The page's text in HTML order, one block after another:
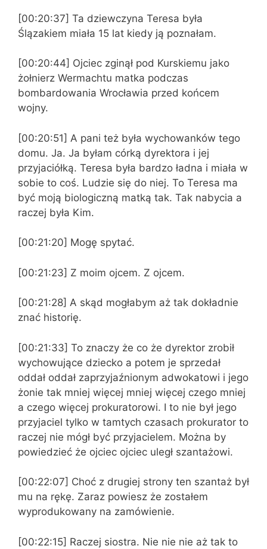
[00:20:37] Ta dziewczyna Teresa była
Ślązakiem miała 15 lat kiedy ją poznałam.
[00:20:44] Ojciec zginął pod Kurskiemu jako
żołnierz Wermachtu matka podczas
bombardowania Wrocławia przed końcem
wojny.
[00:20:51] A pani też była wychowanków tego
domu. Ja. Ja byłam córką dyrektora i jej
przyjaciółką. Teresa była bardzo ładna i miała w
sobie to coś. Ludzie się do niej. To Teresa ma
być moją biologiczną matką tak. Tak nabycia a
raczej była Kim.
[00:21:20] Mogę spytać.
[00:21:23] Z moim ojcem. Z ojcem.
[00:21:28] A skąd mogłabym aż tak dokładnie
znać historię.
[00:21:33] To znaczy że co że dyrektor zrobił
wychowujące dziecko a potem je sprzedał
oddał oddał zaprzyjaźnionym adwokatowi i jego
żonie tak mniej więcej mniej więcej czego mniej
a czego więcej prokuratorowi. I to nie był jego
przyjaciel tylko w tamtych czasach prokurator to
raczej nie mógł być przyjacielem. Można by
powiedzieć że ojciec ojciec uległ szantażowi.
[00:22:07] Choć z drugiej strony ten szantaż był
mu na rękę. Zaraz powiesz że zostałem
wyprodukowany na zamówienie.
[00:22:15] Raczej siostra. Nie nie nie aż tak to